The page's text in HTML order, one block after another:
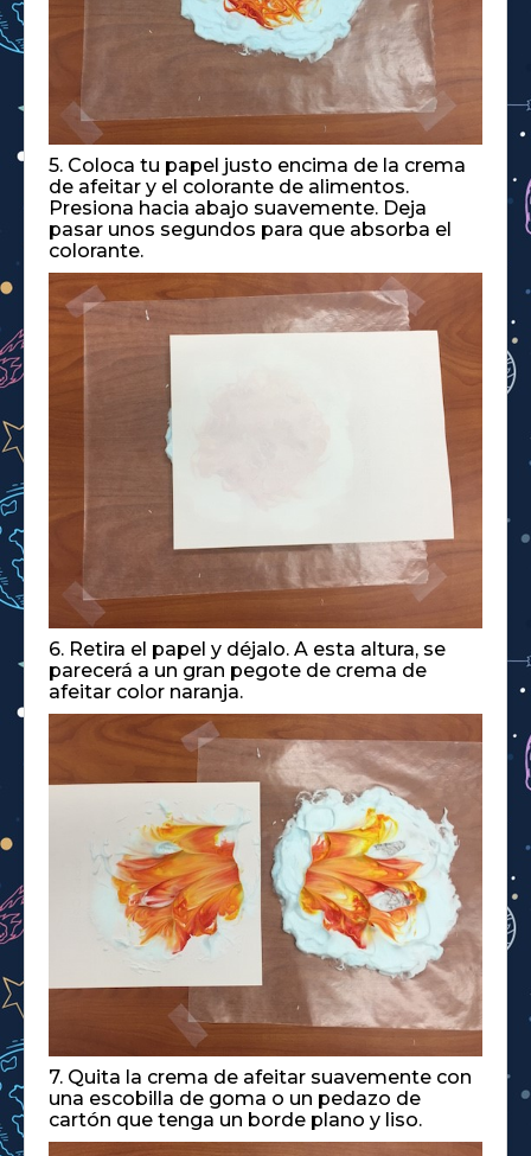
5. Coloca tu papel justo encima de la crema
de afeitar y el colorante de alimentos.
Presiona hacia abajo suavemente. Deja
pasar unos segundos para que absorba el
colorante.
6. Retira el papel y déjalo. A esta altura, se
parecerá a un gran pegote de crema de
afeitar color naranja.
7. Quita la crema de afeitar suavemente con
una escobilla de goma o un pedazo de
cartón que tenga un borde plano y liso.